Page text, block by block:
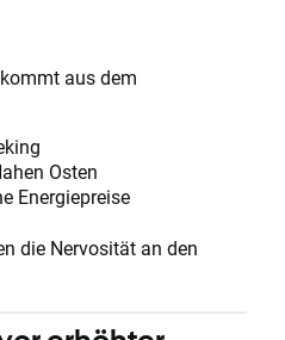
aus dem
Osten
Energiepreise
die Nervosität an den